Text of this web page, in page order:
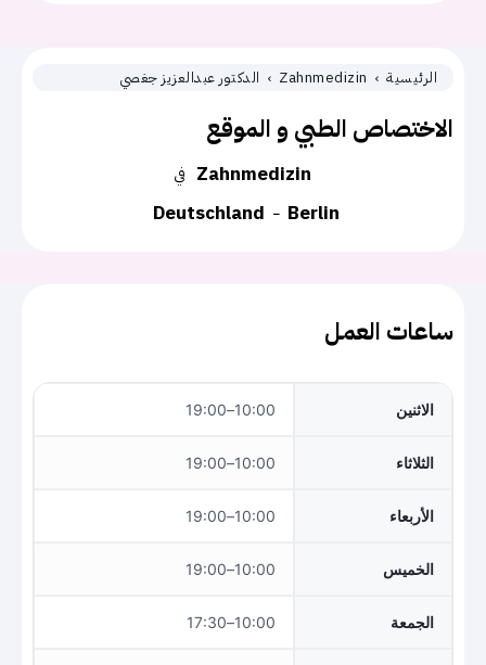
الرئيسية Zahnmedizin الدكتور عبدالعزيز جغصي
الاختصاص الطبي و الموقع
في Zahnmedizin
Deutschland
Berlin
ساعات العمل
الاثنين 10:00–19:00
الثلاثاء 10:00–19:00
الأربعاء 10:00–19:00
الخميس 10:00–19:00
الجمعة 10:00–17:30